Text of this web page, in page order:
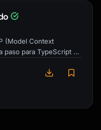
(Model Context
paso para TypeScript y
…